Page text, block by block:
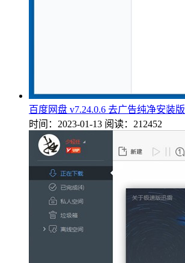
百度网盘 v7.24.0.6 去广告纯净安装版
时间：2023-01-13 阅读：212452